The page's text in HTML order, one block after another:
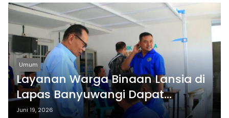
Umum
Layanan Warga Binaan Lansia di
Lapas Banyuwangi Dapat
Perhatian Khusus Komda Jatim
Juni 19, 2026